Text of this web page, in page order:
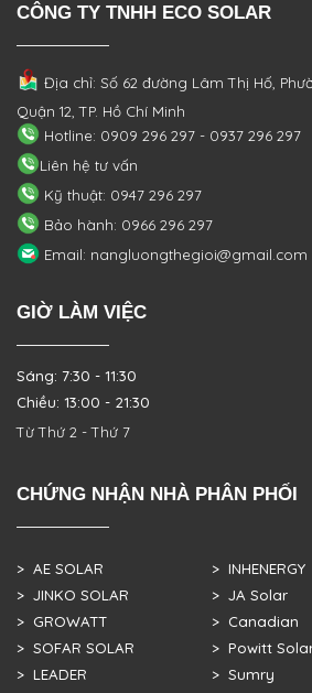
CÔNG TY TNHH ECO SOLAR
Địa chỉ: Số 62 đường Lâm Thị Hố,
Quận 12, TP. Hồ Chí Minh
Hotline: 0909 296 297 - 0937 296 297
Liên hệ tư vấn
Kỹ thuật: 0947 296 297
Bảo hành: 0966 296 297
Email: nangluongthegioi@gmail.com
GIỜ LÀM VIỆC
Sáng: 7:30 - 11:30
Chiều: 13:00 - 21:30
Từ Thứ 2 - Thứ 7
CHỨNG NHẬN NHÀ PHÂN PHỐI
> AE SOLAR
> JINKO SOLAR
> GROWATT
> SOFAR SOLAR
> LEADER
> INHENERGY
> JA Solar
> Canadian
> Powitt
> Sumry